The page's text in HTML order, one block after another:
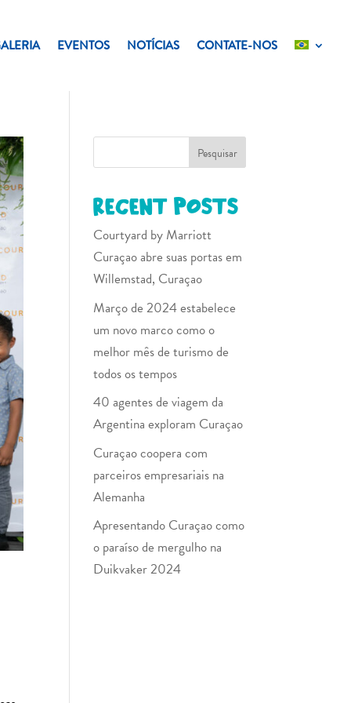
EVENTOS NOTÍCIAS CONTATE-NOS
Pesquisar
Recent Posts
Courtyard by Marriott
Curaçao abre suas portas em
Willemstad, Curaçao
Março de 2024 estabelece
um novo marco como o
melhor mês de turismo de
todos os tempos
40 agentes de viagem da
Argentina exploram Curaçao
Curaçao coopera com
parceiros empresariais na
Alemanha
Apresentando Curaçao como
o paraíso de mergulho na
Duikvaker 2024